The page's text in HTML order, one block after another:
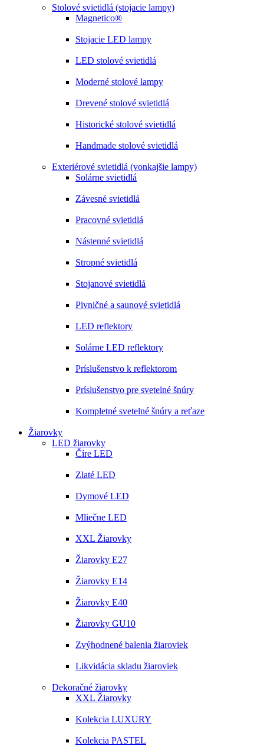
Stolové svietidlá (stojacie lampy)
Magnetico®
Stojacie LED lampy
LED stolové svietidlá
Moderné stolové lampy
Drevené stolové svietidlá
Historické stolové svietidlá
Handmade stolové svietidlá
Exteriérové svietidlá (vonkajšie lampy)
Solárne svietidlá
Závesné svietidlá
Pracovné svietidlá
Nástenné svietidlá
Stropné svietidlá
Stojanové svietidlá
Pivničné a saunové svietidlá
LED reflektory
Solárne LED reflektory
Príslušenstvo k reflektorom
Príslušenstvo pre svetelné šnúry
Kompletné svetelné šnúry a reťaze
Žiarovky
LED žiarovky
Číre LED
Zlaté LED
Dymové LED
Mliečne LED
XXL Žiarovky
Žiarovky E27
Žiarovky E14
Žiarovky E40
Žiarovky GU10
Zvýhodnené balenia žiaroviek
Likvidácia skladu žiaroviek
Dekoračné žiarovky
XXL Žiarovky
Kolekcia LUXURY
Kolekcia PASTEL